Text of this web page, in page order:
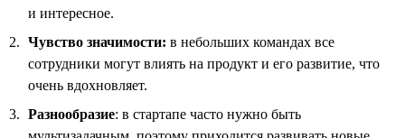
и интересное.
Чувство значимости: в небольших командах все
сотрудники могут влиять на продукт и его развитие, что
очень вдохновляет.
Разнообразие: в стартапе часто нужно быть